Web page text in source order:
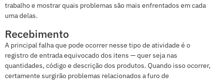
trabalho e mostrar quais problemas são mais enfrentados em cada
uma delas.
Recebimento
A principal falha que pode ocorrer nesse tipo de atividade é o
registro de entrada equivocado dos itens — quer seja nas
quantidades, código e descrição dos produtos. Quando isso ocorrer,
certamente surgirão problemas relacionados a furo de